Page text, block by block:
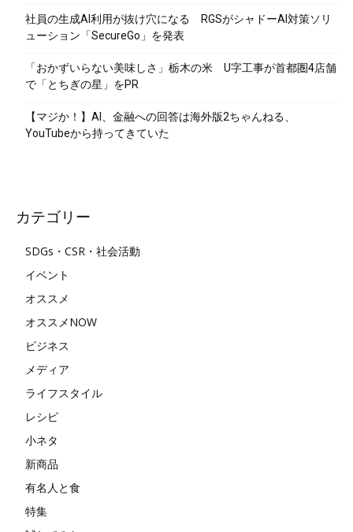
社員の生成AI利用が抜け穴になる RGSがシャドーAI対策ソリ
ューション「SecureGo」を発表
「おかずいらない美味しさ」栃木の米 U字工事が首都圏4店舗
で「とちぎの星」をPR
【マジか！】AI、金融への回答は海外版2ちゃんねる、
YouTubeから持ってきていた
カテゴリー
SDGs・CSR・社会活動
イベント
オススメ
オススメNOW
ビジネス
メディア
ライフスタイル
レシピ
小ネタ
新商品
有名人と食
特集